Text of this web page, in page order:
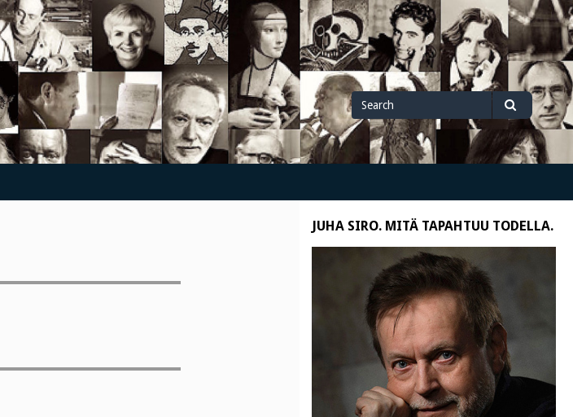
Search
for
Search
JUHA SIRO. MITÄ TAPAHTUU TODELLA.